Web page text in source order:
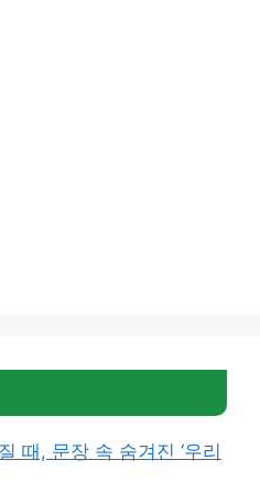
때, 문장 속 숨겨진 ‘우리